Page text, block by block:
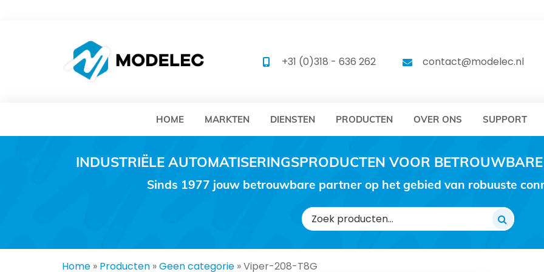
MODELEC MODELEC
+31 (0)318 - 636 262 contact@modelec.nl
HOME MARKTEN DIENSTEN PRODUCTEN OVER ONS SUPPORT
INDUSTRIËLE AUTOMATISERINGSPRODUCTEN VOOR
Sinds 1977 jouw betrouwbare partner op het gebied van robuuste
Zoeken
naar:
Home » Producten »Geen categorie »Viper-208-T8G